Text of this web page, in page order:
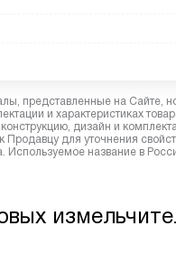
представленные на Сайте,
и характеристиках
дизайн и
Продавцу для уточнения
Используемое название в